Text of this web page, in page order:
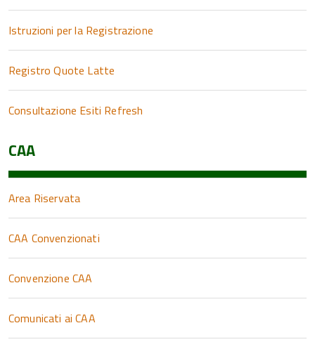
Istruzioni per la Registrazione
Registro Quote Latte
Consultazione Esiti Refresh
CAA
Area Riservata
CAA Convenzionati
Convenzione CAA
Comunicati ai CAA